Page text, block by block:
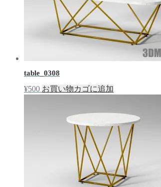
table_0308
¥500 お買い物カゴに追加